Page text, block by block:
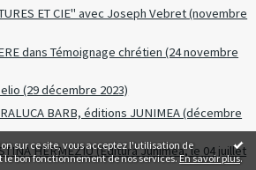
sur ce site, vous acceptez l'utilisation de
le bon fonctionnement de nos services.En savoir plus.
ET CIE" avec Joseph Vebret (novembre
dans Témoignage chrétien (24 novembre
(29 décembre 2023)
BARB, éditions JUNIMEA (décembre
HERMEZIU (Editura Junimea, le 04 juillet